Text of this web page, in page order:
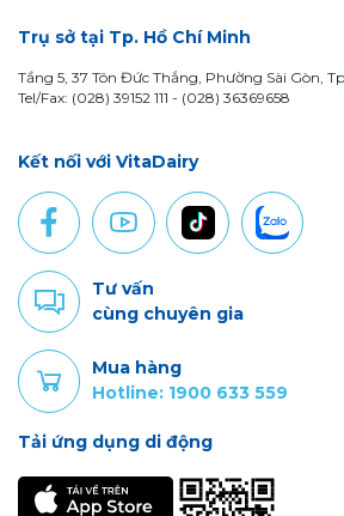
Trụ sở tại Tp. Hồ Chí Minh
Tầng 5, 37 Tôn Đức Thắng, Phường Sài Gòn,
Tel/Fax: (028) 39152 111 - (028) 36369658
Kết nối với VitaDairy
Tư vấn
cùng chuyên gia
Mua hàng
Hotline: 1900 633 559
Tải ứng dụng di động